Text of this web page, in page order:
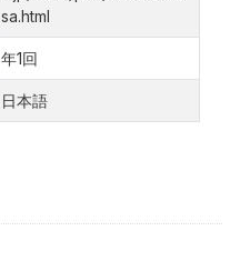
sa.html
年1回
日本語